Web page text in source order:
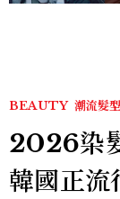
BEAUTY 潮流髮型
2026染
韓國正流